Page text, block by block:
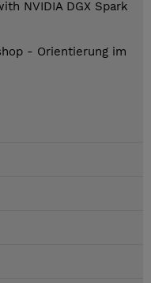
NVIDIA DGX Spark
- Orientierung im